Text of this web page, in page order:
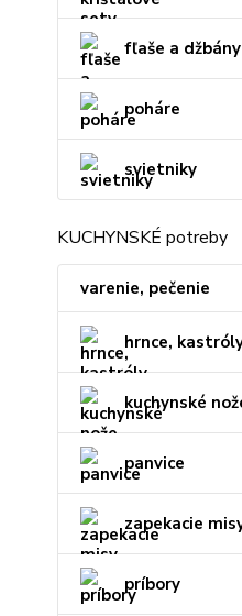
fľaše a džbány
poháre
svietniky
KUCHYNSKÉ potreby
varenie, pečenie
hrnce,
kuchynské
panvice
zapekacie
príbory